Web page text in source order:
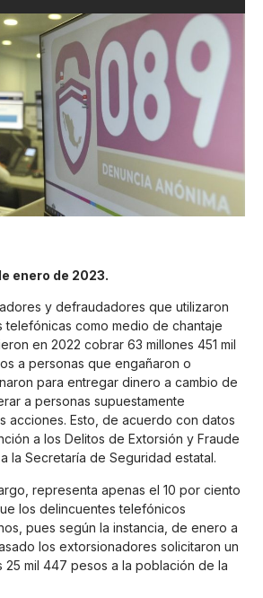
enero de 2023.
y defraudadores que utilizaron
telefónicas como medio de chantaje
en 2022 cobrar 63 millones 451 mil
a personas que engañaron o
para entregar dinero a cambio de
a personas supuestamente
acciones. Esto, de acuerdo con datos
a los Delitos de Extorsión y Fraude
la Secretaría de Seguridad estatal.
representa apenas el 10 por ciento
los delincuentes telefónicos
pues según la instancia, de enero a
los extorsionadores solicitaron un
25 mil 447 pesos a la población de la